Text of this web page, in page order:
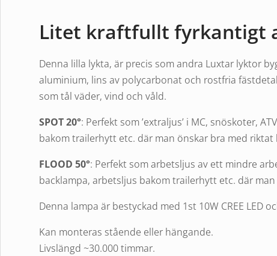
Litet kraftfullt fyrkantigt
Denna lilla lykta, är precis som andra Luxtar lyktor
aluminium, lins av polycarbonat och rostfria
som tål väder, vind och våld.
SPOT 20°: Perfekt som ’extraljus’ i MC, snöskoter,
bakom trailerhytt etc. där man önskar bra med
FLOOD 50°: Perfekt som arbetsljus av ett mindre
backlampa, arbetsljus bakom trailerhytt etc. där
Denna lampa är bestyckad med 1st 10W CREE LED
Kan monteras stående eller hängande.
Livslängd ~30.000 timmar.